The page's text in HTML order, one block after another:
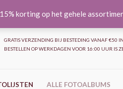
korting op het gehele
GRATIS VERZENDING BIJ BESTEDING VANAF €50
BESTELLEN OP WERKDAGEN VOOR 16:00 UUR IS
ALLE FOTOALBUMS